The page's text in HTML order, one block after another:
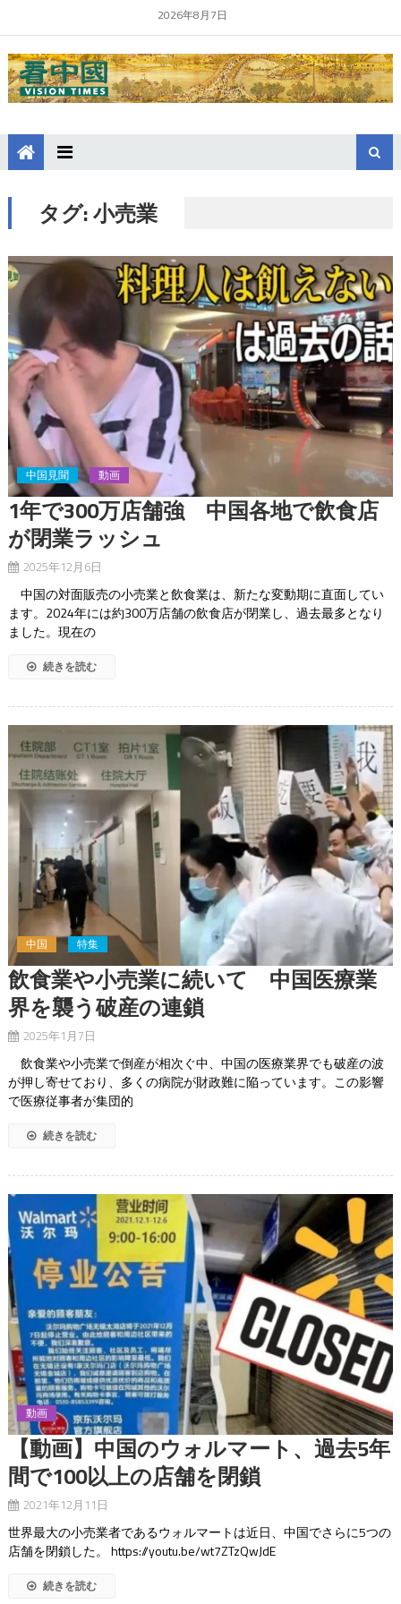
2026年8月7日
タグ:小売業
中国見聞 動画
1年で300万店舗強 中国各地で飲食店
が閉業ラッシュ
2025年12月6日
中国の対面販売の小売業と飲食業は、新たな変動期に直面してい
ます。2024年には約300万店舗の飲食店が閉業し、過去最多となり
ました。現在の
続きを読む
中国 特集
飲食業や小売業に続いて 中国医療業
界を襲う破産の連鎖
2025年1月7日
飲食業や小売業で倒産が相次ぐ中、中国の医療業界でも破産の波
が押し寄せており、多くの病院が財政難に陥っています。この影響
で医療従事者が集団的
続きを読む
動画
【動画】中国のウォルマート、過去5年
間で100以上の店舗を閉鎖
2021年12月11日
世界最大の小売業者であるウォルマートは近日、中国でさらに5つの
店舗を閉鎖した。 https://youtu.be/wt7ZTzQwJdE
続きを読む